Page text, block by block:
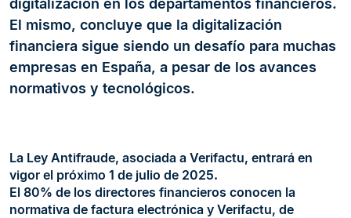
digitalización en los departamentos financieros.
El mismo, concluye que la digitalización
financiera sigue siendo un desafío para muchas
empresas en España, a pesar de los avances
normativos y tecnológicos.
La Ley Antifraude, asociada a Verifactu, entrará en
vigor el próximo 1 de julio de 2025.
El 80% de los directores financieros conocen la
normativa de factura electrónica y Verifactu, de